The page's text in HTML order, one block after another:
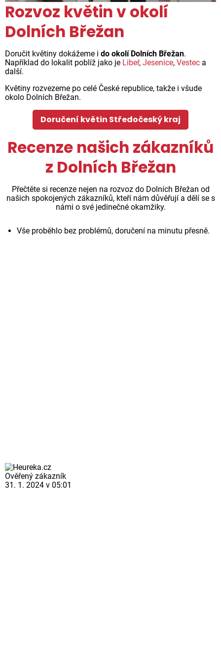
Rozvoz květin v okolí
Dolních Břežan
Doručit květiny dokážeme i do okolí Dolních Břežan.
Například do lokalit poblíž jako je Libeř, Jesenice, Vestec a
další.
Květiny rozvezeme po celé České republice, takže i všude
okolo Dolních Břežan.
Doručení květin Středočeský kraj
Recenze našich zákazníků
z Dolních Břežan
Přečtěte si recenze nejen na rozvoz do Dolních Břežan od
našich spokojených zákazníků, kteří nám důvěřují a dělí se s
námi o své jedinečné okamžiky.
Vše proběhlo bez problémů, doručení na minutu přesně.
Ověřený zákazník
31. 1. 2024 v 05:01